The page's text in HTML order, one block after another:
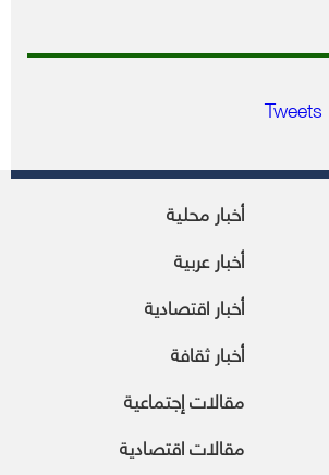
أخبار محلية
أخبار عربية
أخبار اقتصادية
أخبار ثقافة
مقالات إجتماعية
مقالات اقتصادية